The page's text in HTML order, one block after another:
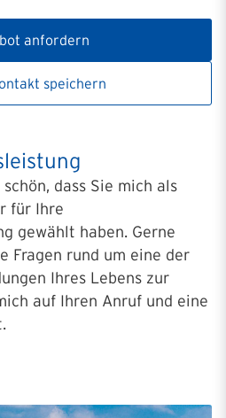
anfordern
speichern
dass Sie mich als
für Ihre
gewählt haben. Gerne
Fragen rund um eine der
Ihres Lebens zur
auf Ihren Anruf und eine